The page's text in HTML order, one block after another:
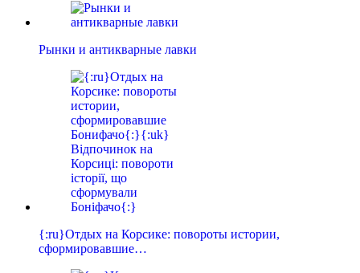
Рынки и антикварные лавки
{:ru}Отдых на Корсике: повороты истории,
сформировавшие…